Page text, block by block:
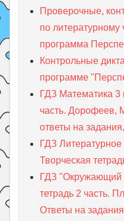
Проверочные,
по литературному
программа
Контрольные
программе
ГДЗ Математика 3
часть. Дорофеев,
ответы на
ГДЗ Литературное
Творческая
ГДЗ "Окружающий
тетрадь 2 часть.
Ответы на